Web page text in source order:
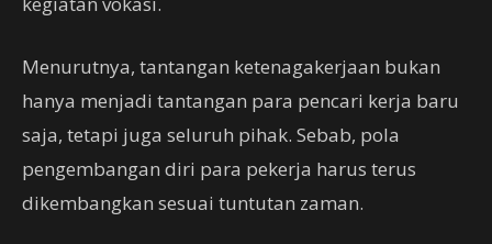
Menurutnya, tantangan ketenagakerjaan bukan
hanya menjadi tantangan para pencari kerja baru
saja, tetapi juga seluruh pihak. Sebab, pola
pengembangan diri para pekerja harus terus
dikembangkan sesuai tuntutan zaman.